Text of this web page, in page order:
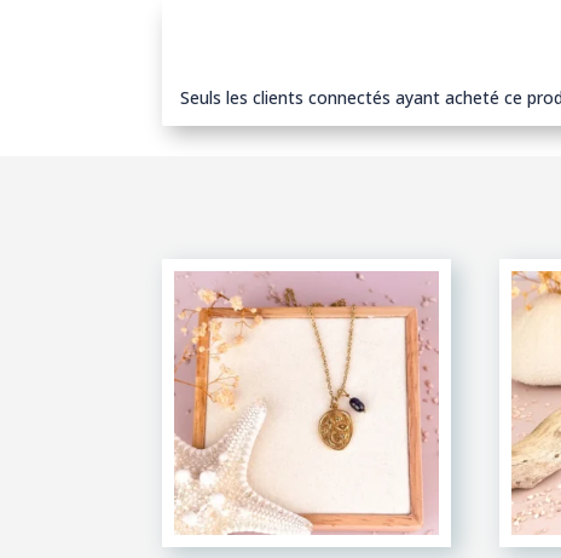
Seuls les clients connectés ayant acheté ce